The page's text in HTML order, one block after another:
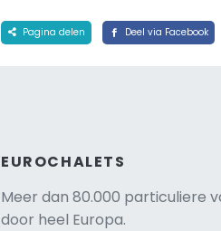
Pagina delen Deel via Facebook
EUROCHALETS
Meer dan 80.000 particuliere
door heel Europa.